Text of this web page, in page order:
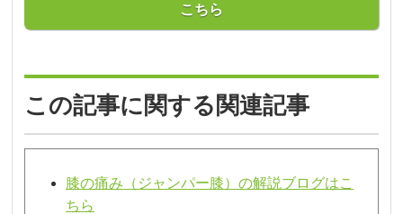
こちら
この記事に関する関連記事
膝の痛み（ジャンパー膝）の解説ブログはこ
ちら